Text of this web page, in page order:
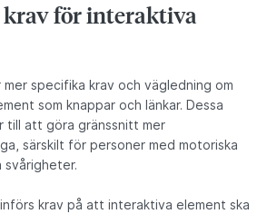
krav för interaktiva
mer specifika krav och vägledning om
som knappar och länkar. Dessa
till att göra gränssnitt mer
särskilt för personer med motoriska
svårigheter.
krav på att interaktiva element ska